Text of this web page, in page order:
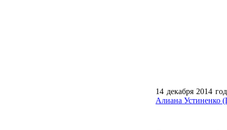
14 декабря 2014
Алиана Устиненко